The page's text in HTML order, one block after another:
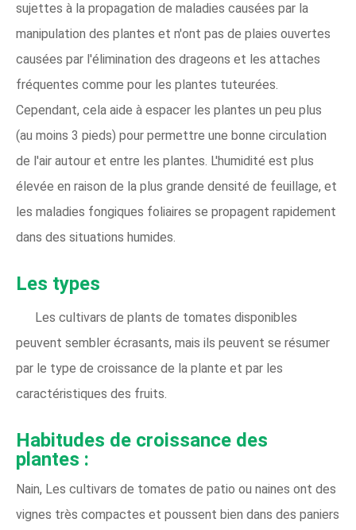
sujettes à la propagation de maladies causées par la
manipulation des plantes et n'ont pas de plaies ouvertes
causées par l'élimination des drageons et les attaches
fréquentes comme pour les plantes tuteurées.
Cependant, cela aide à espacer les plantes un peu plus
(au moins 3 pieds) pour permettre une bonne circulation
de l'air autour et entre les plantes. L'humidité est plus
élevée en raison de la plus grande densité de feuillage, et
les maladies fongiques foliaires se propagent rapidement
dans des situations humides.
Les types
Les cultivars de plants de tomates disponibles
peuvent sembler écrasants, mais ils peuvent se résumer
par le type de croissance de la plante et par les
caractéristiques des fruits.
Habitudes de croissance des
plantes :
Nain, Les cultivars de tomates de patio ou naines ont des
vignes très compactes et poussent bien dans des paniers